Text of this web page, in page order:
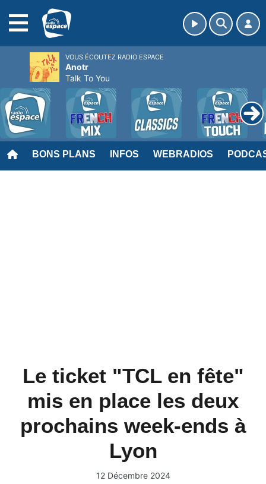
BONS PLANS INFOS WEBRADIOS
Le ticket "TCL en fête"
mis en place les deux
prochains week-ends à
Lyon
12 Décembre 2024
VOUS ÉCOUTEZ RADIO ESPACE
Anotr
Talk To You